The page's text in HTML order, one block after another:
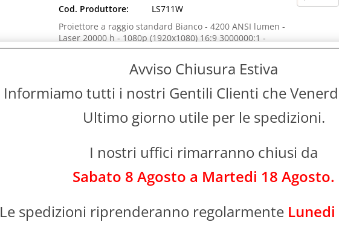
Cod. Produttore:
LS711W
Proiettore a raggio standard Bianco - 4200 ANSI lumen -
Laser 20000 h - 1080p (1920x1080) 16:9 3000000:1 -
Compatibilità dimensione schermo: 1016 - [...]
VIEWSONIC LS740HD VIDEOPROIETTORE PROIETTORE A
ANSI LUMEN 1080P (1920X1080) BIANCO
Marca:
Viewsonic
WHITE
Cod. Produttore:
LS740HD
Laser 20000 h - 1080p (1920x1080) 16:9 3000000:1 -
Compatibilità dimensione schermo: 1016 - [...]
Non
2-5 Giorni
Avviso Chiusura Estiva
Informiamo tutti i nostri Gentili Clienti che
Ultimo giorno utile per le spedizioni.
I nostri uffici rimarranno chiusi da
Sabato 8 Agosto a Martedi 18 Agosto.
Le spedizioni riprenderanno regolarmente